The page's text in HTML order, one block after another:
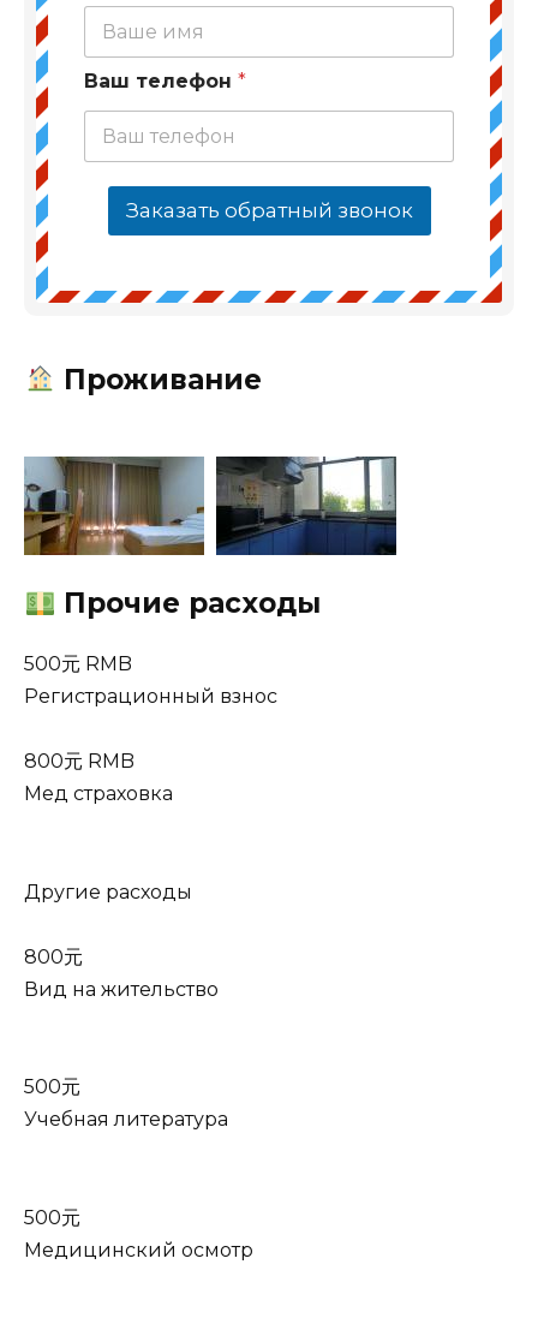
Ваш телефон *
Заказать обратный звонок
Проживание
Прочие расходы
500元 RMB
Регистрационный взнос
800元 RMB
Мед страховка
Другие расходы
800元
Вид на жительство
500元
Учебная литература
500元
Медицинский осмотр